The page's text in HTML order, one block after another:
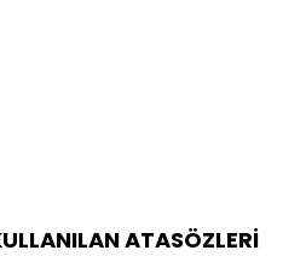
ATASÖZLERİ